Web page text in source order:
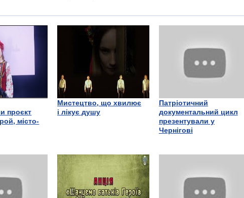
проєкт
місто-
Мистецтво, що хвилює
і лікує душу
Патріотичний
документальний цикл
презентували у
Чернігові